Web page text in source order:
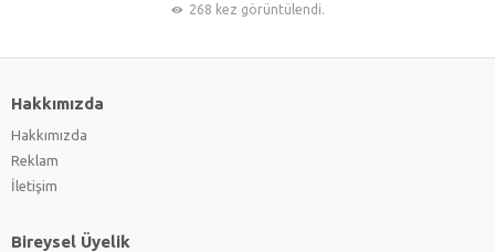
268 kez görüntülendi.
Hakkımızda
Hakkımızda
Reklam
İletişim
Bireysel Üyelik